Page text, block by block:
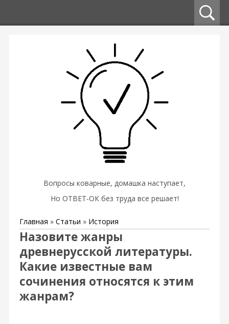
Вопросы коварные, домашка наступает,
Но ОТВЕТ-ОК без труда все решает!
Главная » Статьи » История
Назовите жанры
древнерусской литературы.
Какие известные вам
сочинения относятся к этим
жанрам?